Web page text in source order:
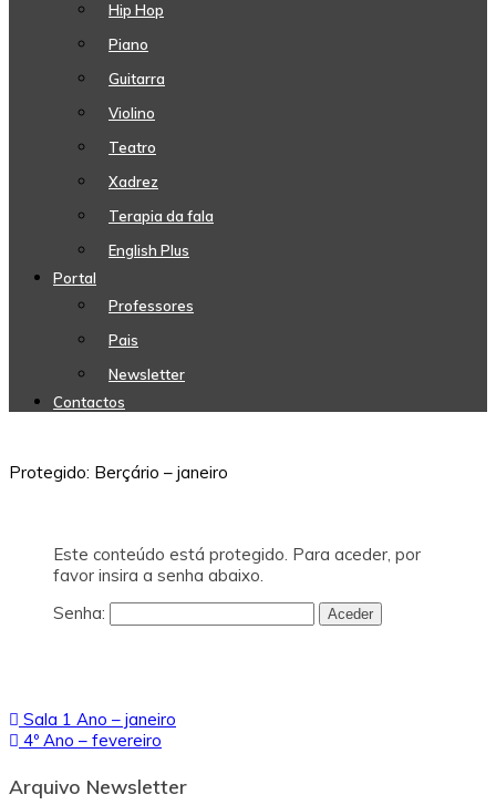
Hip Hop
Piano
Guitarra
Violino
Teatro
Xadrez
Terapia da fala
English Plus
Portal
Professores
Pais
Newsletter
Contactos
Protegido: Berçário – janeiro
Este conteúdo está protegido. Para aceder, por
favor insira a senha abaixo.
Senha:
Navegação
de
artigos
Sala 1 Ano – janeiro
4º Ano – fevereiro
Arquivo Newsletter